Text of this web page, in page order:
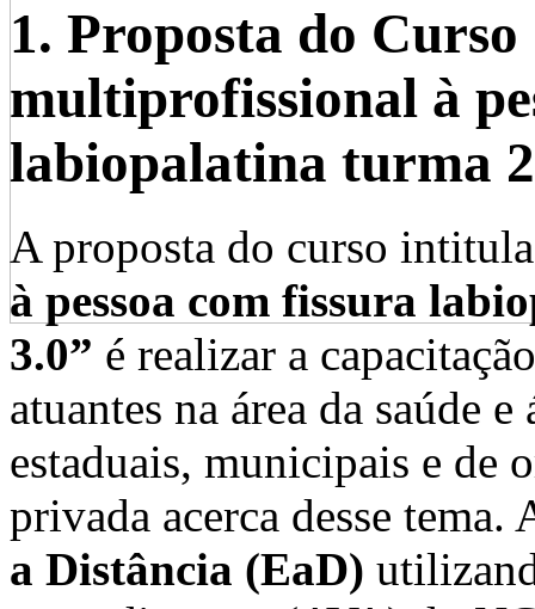
1. Proposta do
multiprofissional à
labiopalatina turma
A proposta do curso
à pessoa com fissura
3.0” é realizar a
atuantes na área da saúde
estaduais, municipais e de
privada acerca desse
a Distância (EaD)